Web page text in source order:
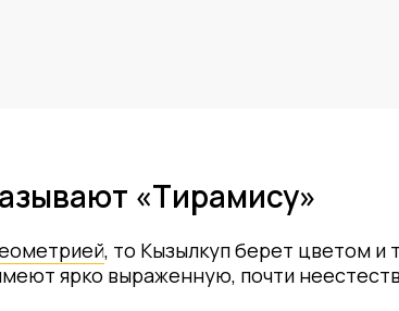
«Тирамису»
, то Кызылкуп берет цветом и
ярко выраженную, почти